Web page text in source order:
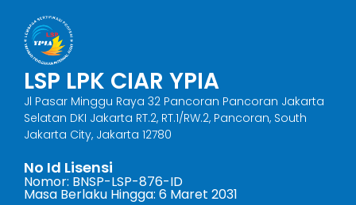
LSP LPK CIAR YPIA
Jl Pasar Minggu Raya 32 Pancoran Pancoran Jakarta
Selatan DKI Jakarta RT.2, RT.1/RW.2, Pancoran, South
Jakarta City, Jakarta 12780
No Id Lisensi
Nomor: BNSP-LSP-876-ID
Masa Berlaku Hingga: 6 Maret 2031